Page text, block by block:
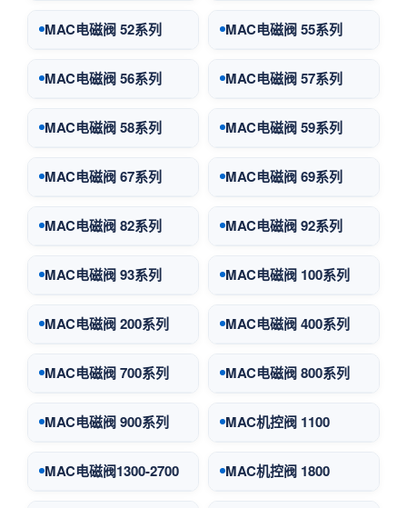
MAC电磁阀 52系列 MAC电磁阀 55系列
MAC电磁阀 56系列 MAC电磁阀 57系列
MAC电磁阀 58系列 MAC电磁阀 59系列
MAC电磁阀 67系列 MAC电磁阀 69系列
MAC电磁阀 82系列 MAC电磁阀 92系列
MAC电磁阀 93系列 MAC电磁阀 100系列
MAC电磁阀 200系列 MAC电磁阀 400系列
MAC电磁阀 700系列 MAC电磁阀 800系列
MAC电磁阀 900系列 MAC机控阀 1100
MAC电磁阀1300-2700 MAC机控阀 1800